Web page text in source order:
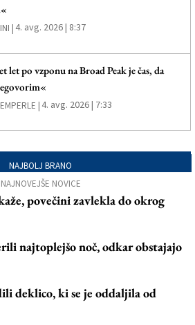
|4. avg. 2026 | 8:37
let po vzponu na Broad Peak je čas, da
|4. avg. 2026 | 7:33
NAJBOLJ BRANO
NAJNOVEJŠE NOVICE
povečini zavlekla do okrog
najtoplejšo noč, odkar obstajajo
deklico, ki se je oddaljila od